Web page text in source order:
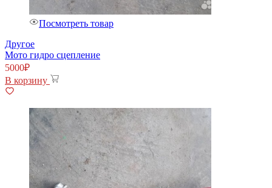
Посмотреть товар
Другое
Мото гидро сцепление
5000₽
В корзину